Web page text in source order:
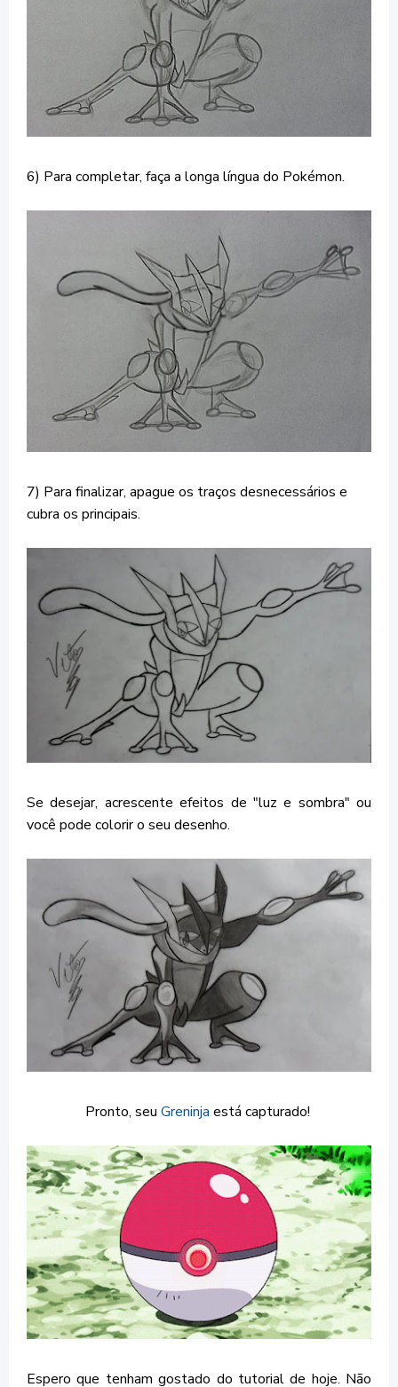
6) Para completar, faça a longa língua do Pokémon.
7) Para finalizar, apague os traços desnecessários e
cubra os principais.
Se desejar, acrescente efeitos de "luz e sombra" ou
você pode colorir o seu desenho.
Pronto, seu Greninja está capturado!
Espero que tenham gostado do tutorial de hoje. Não